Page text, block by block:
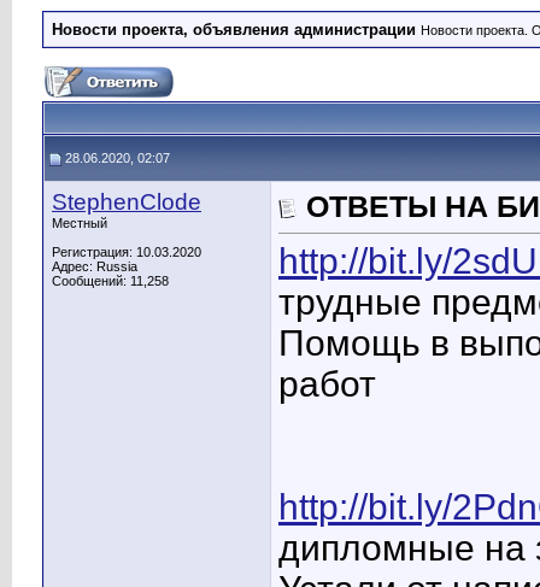
Новости проекта, объявления администрации Новости проекта.
28.06.2020, 02:07
StephenClode
Местный
Регистрация: 10.03.2020
Адрес: Russia
Сообщений: 11,258
ОТВЕТЫ НА
http://bit.ly/
трудные
Помощь в
работ
http://bit.ly/
дипломные на